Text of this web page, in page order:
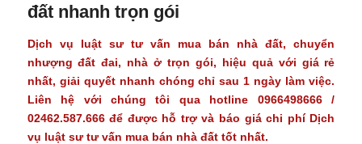
đất nhanh trọn gói
Dịch vụ luật sư tư vấn mua bán nhà đất, chuyển
nhượng đất đai, nhà ở trọn gói, hiệu quả với giá rẻ
nhất, giải quyết nhanh chóng chỉ sau 1 ngày làm việc.
Liên hệ với chúng tôi qua hotline 0966498666 /
02462.587.666 để được hỗ trợ và báo giá chi phí Dịch
vụ luật sư tư vấn mua bán nhà đất tốt nhất.